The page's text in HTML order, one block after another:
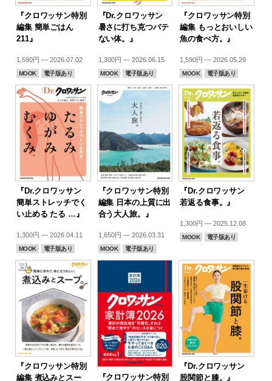
『クロワッサン特別
編集 簡単ごはん
211』
1,590円 — 2026.07.02
MOOK 電子版あり
『Dr.クロワッサン
暑さに打ち克つバテ
ない体。』
1,300円 — 2026.06.15
MOOK 電子版あり
『クロワッサン特別
編集 もっとおいしい
魚の食べ方。』
1,590円 — 2026.05.29
MOOK 電子版あり
『Dr.クロワッサン
簡単ストレッチでく
い止める たる …』
1,300円 — 2026.04.11
MOOK 電子版あり
『クロワッサン特別
編集 日本の上質に出
合う大人旅。』
1,650円 — 2026.03.31
MOOK 電子版あり
『Dr.クロワッサン
若返る食事。』
1,300円 — 2025.12.08
MOOK 電子版あり
『クロワッサン特別
編集 煮込みとスー
『クロワッサン特別
『Dr.クロワッサン
股関節と膝。』